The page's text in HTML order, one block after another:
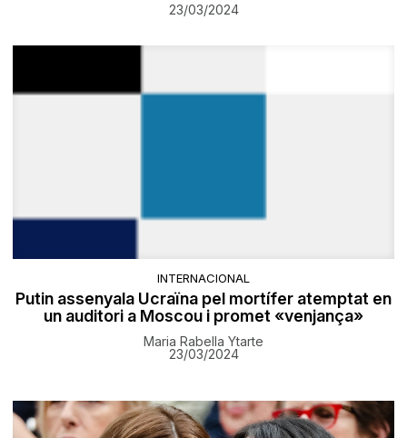
23/03/2024
INTERNACIONAL
Putin assenyala Ucraïna pel mortífer atemptat en
un auditori a Moscou i promet «venjança»
Maria Rabella Ytarte
23/03/2024